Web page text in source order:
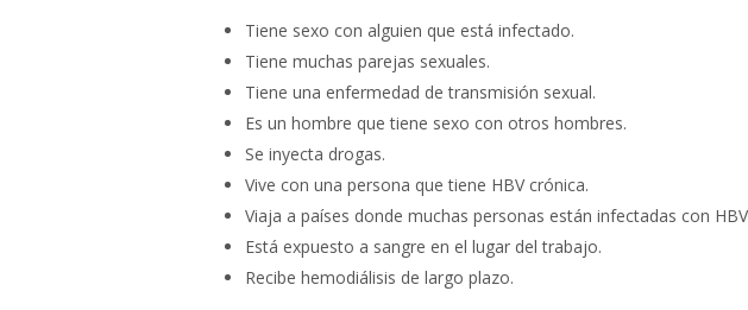
Tiene sexo con alguien que está infectado.
Tiene muchas parejas sexuales.
Tiene una enfermedad de transmisión sexual.
Es un hombre que tiene sexo con otros hombres.
Se inyecta drogas.
Vive con una persona que tiene HBV crónica.
Viaja a países donde muchas personas están infectadas con
Está expuesto a sangre en el lugar del trabajo.
Recibe hemodiálisis de largo plazo.